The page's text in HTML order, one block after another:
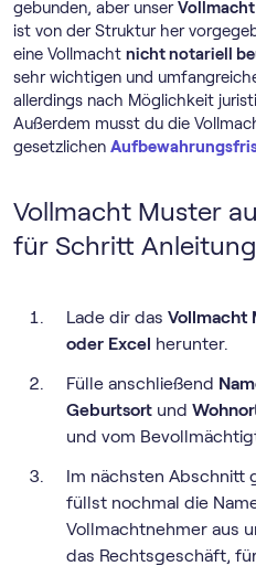
gebunden, aber unser
ist von der Struktur her
eine Vollmacht nicht notariell
sehr wichtigen und
allerdings nach Möglichkeit
Außerdem musst du die
gesetzlichen
Vollmacht Muster
für Schritt Anleitung
Lade dir das Vollmacht
oder Excel herunter.
Fülle anschließend
Geburtsort und
und vom
Im nächsten Abschnitt
füllst nochmal die
Vollmachtnehmer aus
das Rechtsgeschäft,